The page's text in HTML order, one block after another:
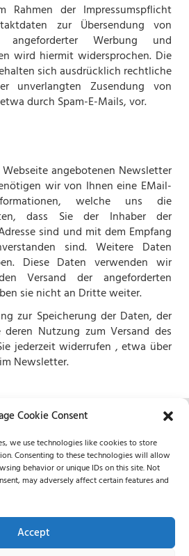
Cookie Consent
we use technologies like cookies to store
Consenting to these technologies will allow
behavior or unique IDs on this site. Not
may adversely affect certain features and
Accept
der Impressumspflicht
zur Übersendung von
angeforderter Werbung und
wird hiermit widersprochen. Die
sich ausdrücklich rechtliche
unverlangten Zusendung von
durch Spam-E-Mails, vor.
angebotenen Newsletter
wir von Ihnen eine EMail-
welche uns die
dass Sie der Inhaber der
sind und mit dem Empfang
sind. Weitere Daten
Diese Daten verwenden wir
Versand der angeforderten
sie nicht an Dritte weiter.
zur Speicherung der Daten, der
deren Nutzung zum Versand des
jederzeit widerrufen , etwa über
Newsletter.
42 48 30
853 416
conditions